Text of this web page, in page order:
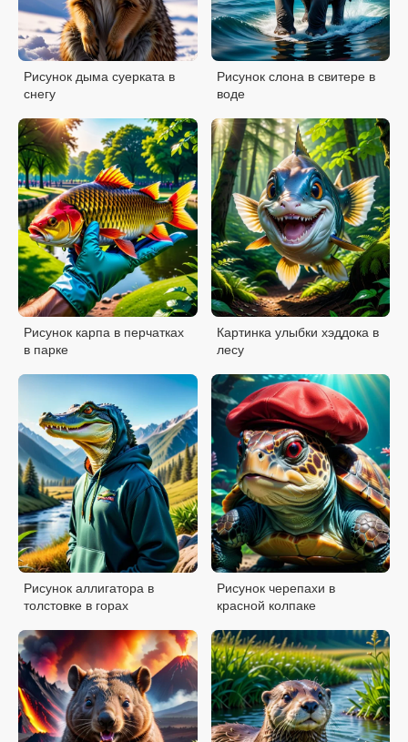
Рисунок дыма суерката в
снегу
Рисунок слона в свитере в
воде
Рисунок карпа в перчатках
в парке
Картинка улыбки хэддока в
лесу
Рисунок аллигатора в
толстовке в горах
Рисунок черепахи в
красной колпаке